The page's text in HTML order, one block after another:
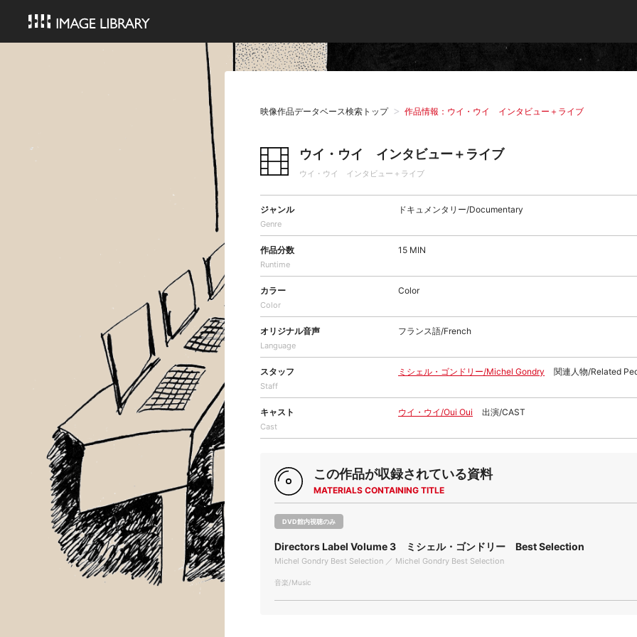
映像作品データベース検索トップ 作品情報：ウイ・ウイ インタビュー＋ライブ
ウイ・ウイ インタビュー＋ライブ
ウイ・ウイ インタビュー＋ライブ
ジャンル
Genre
ドキュメンタリー/Documentary
作品分数
Runtime
15 MIN
カラー
Color
Color
オリジナル音声
Language
フランス語/French
スタッフ
Staff
ミシェル・ゴンドリー/Michel Gondry 関連人物/Related
キャスト
Cast
ウイ・ウイ/Oui Oui 出演/CAST
この作品が収録されている資料
MATERIALS CONTAINING TITLE
DVD館内視聴のみ
Directors Label Volume 3 ミシェル・ゴンドリー Best Selection
Michel Gondry Best Selection ／ Michel Gondry Best Selection
音楽/Music